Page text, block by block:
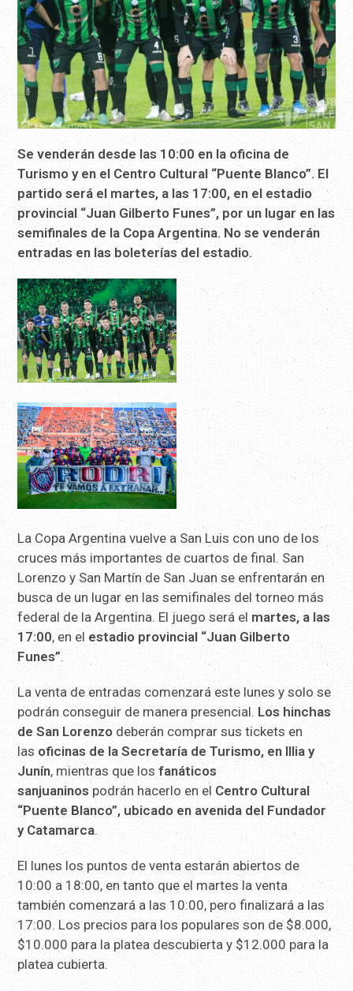
Se venderán desde las 10:00 en la oficina de
Turismo y en el Centro Cultural “Puente Blanco”. El
partido será el martes, a las 17:00, en el estadio
provincial “Juan Gilberto Funes”, por un lugar en las
semifinales de la Copa Argentina. No se venderán
entradas en las boleterías del estadio.
La Copa Argentina vuelve a San Luis con uno de los
cruces más importantes de cuartos de final. San
Lorenzo y San Martín de San Juan se enfrentarán en
busca de un lugar en las semifinales del torneo más
federal de la Argentina. El juego será el martes, a las
17:00, en el estadio provincial “Juan Gilberto
Funes”.
La venta de entradas comenzará este lunes y solo se
podrán conseguir de manera presencial. Los hinchas
de San Lorenzo deberán comprar sus tickets en
las oficinas de la Secretaría de Turismo, en Illia y
Junín, mientras que losfanáticos
sanjuaninos podrán hacerlo en el Centro Cultural
“Puente Blanco”, ubicado en avenida del Fundador
y Catamarca.
El lunes los puntos de venta estarán abiertos de
10:00 a 18:00, en tanto que el martes la venta
también comenzará a las 10:00, pero finalizará a las
17:00. Los precios para los populares son de $8.000,
$10.000 para la platea descubierta y $12.000 para la
platea cubierta.